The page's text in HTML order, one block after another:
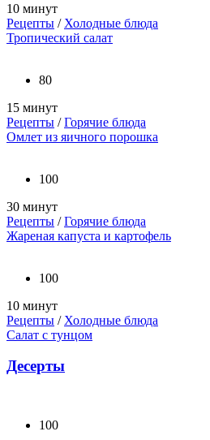
10 минут
Рецепты / Холодные блюда
Тропический салат
80
15 минут
Рецепты /Горячие блюда
Омлет из яичного порошка
100
30 минут
Рецепты /Горячие блюда
Жареная капуста и картофель
100
10 минут
Рецепты / Холодные блюда
Салат с тунцом
Десерты
100